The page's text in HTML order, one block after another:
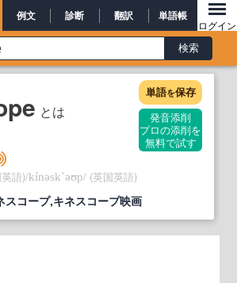
例文 診断 翻訳 単語帳
ログイン
とは
単語を保存
発音添削
プロの添削を
無料で試す
語)/kínəsk`əʊp/ (英国英語)
スコープ,キネスコープ映画